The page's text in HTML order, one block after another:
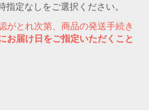
定なしをご選択ください。
がとれ次第、商品の発送手続き
お届け日をご指定いただくこと